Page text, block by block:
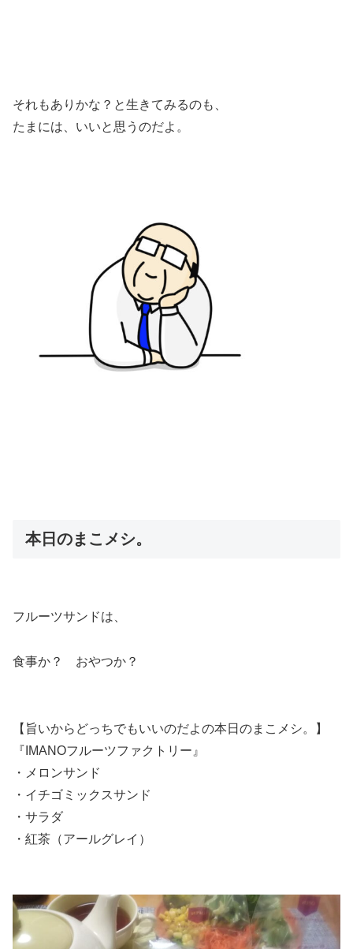
それもありかな？と生きてみるのも、
たまには、いいと思うのだよ。
本日のまこメシ。
フルーツサンドは、
食事か？ おやつか？
【旨いからどっちでもいいのだよの本日のまこメシ。】
『IMANOフルーツファクトリー』
・メロンサンド
・イチゴミックスサンド
・サラダ
・紅茶（アールグレイ）